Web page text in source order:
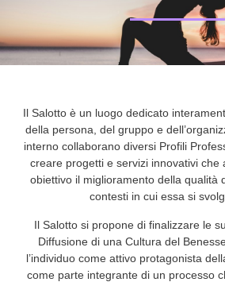
Il Salotto è un luogo dedicato
della persona, del gruppo e
interno collaborano diversi Profili
creare progetti e servizi innovativi che
obiettivo il miglioramento della qualità
contesti in cui essa si
Il Salotto si propone di finalizzare le
Diffusione di una Cultura del
l’individuo come attivo protagonista
come parte integrante di un processo